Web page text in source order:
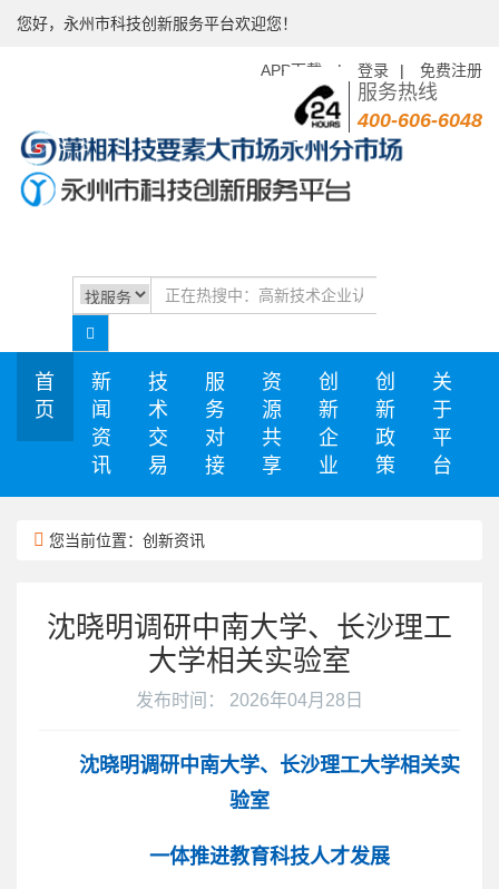
您好，永州市科技创新服务平台欢迎您！
APP下载 | 登录 | 免费注册
服务热线
400-606-6048
首
页
新
闻
资
讯
技
术
交
易
服
务
对
接
资
源
共
享
创
新
企
业
创
新
政
策
关
于
平
台
您当前位置：创新资讯
沈晓明调研中南大学、长沙理工
大学相关实验室
发布时间： 2026年04月28日
沈晓明调研中南大学、长沙理工大学相关实
验室
一体推进教育科技人才发展